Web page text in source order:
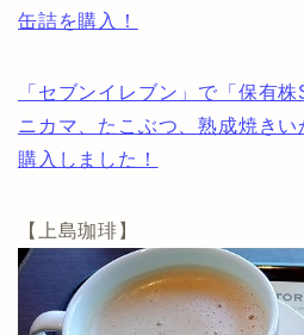
缶詰を購入！
「セブンイレブン」で「保有
ニカマ、たこぶつ、熟成焼き
購入しました！
【上島珈琲】